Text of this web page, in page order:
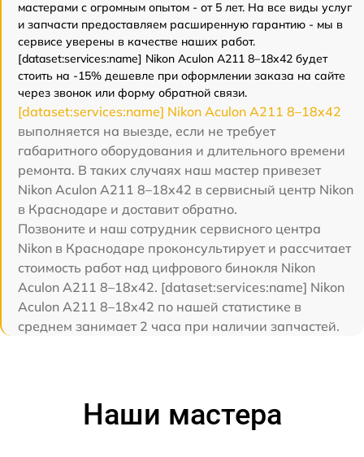
мастерами с огромным опытом - от 5 лет. На все виды услуг
и запчасти предоставляем расширенную гарантию - мы в
сервисе уверены в качестве наших работ.
[dataset:services:name] Nikon Aculon A211 8–18x42 будет
стоить на -15% дешевле при оформлении заказа на сайте
через звонок или форму обратной связи.
[dataset:services:name] Nikon Aculon A211 8–18x42
выполняется на выезде, если не требует
габаритного оборудования и длительного времени
ремонта. В таких случаях наш мастер привезет
Nikon Aculon A211 8–18x42 в сервисный центр Nikon
в Краснодаре и доставит обратно.
Позвоните и наш сотрудник сервисного центра
Nikon в Краснодаре проконсультирует и рассчитает
стоимость работ над цифрового бинокля Nikon
Aculon A211 8–18x42. [dataset:services:name] Nikon
Aculon A211 8–18x42 по нашей статистике в
среднем занимает 2 часа при наличии запчастей.
Наши мастера